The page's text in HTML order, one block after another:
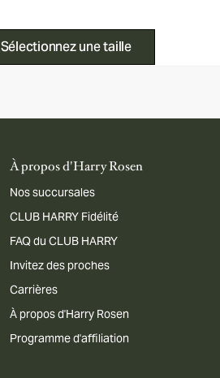
Sélectionnez une taille
À propos d'Harry Rosen
Nos succursales
CLUB HARRY Fidélité
FAQ du CLUB HARRY
Invitez des proches
Carrières
À propos d'Harry Rosen
Programme d'affiliation